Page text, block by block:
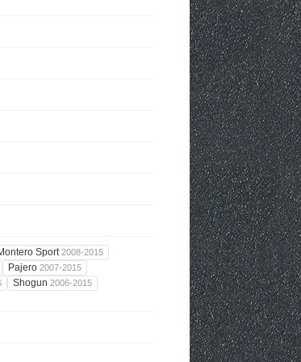
Sport2008-2015
Pajero 2007-2015
Shogun 2006-2015